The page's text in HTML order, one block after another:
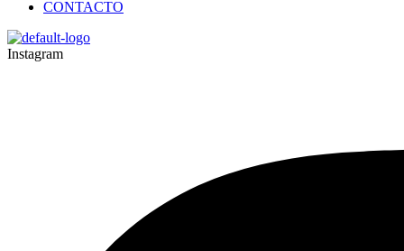
CONTACTO
Instagram